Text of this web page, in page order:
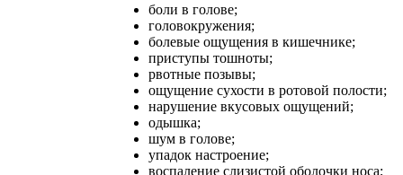
боли в голове;
головокружения;
болевые ощущения в кишечнике;
приступы тошноты;
рвотные позывы;
ощущение сухости в ротовой полости;
нарушение вкусовых ощущений;
одышка;
шум в голове;
упадок настроение;
воспаление слизистой оболочки носа;